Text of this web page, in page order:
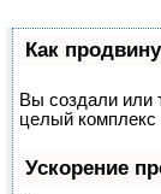
Как
Вы создали или
целый комплекс
Ускорение